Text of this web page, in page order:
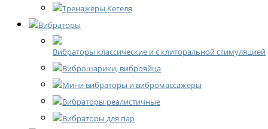
Тренажёры Кегеля
Вибраторы
Вибраторы классические и с клиторальной стимуляцией
Виброшарики, виброяйца
Мини вибраторы и вибромассажеры
Вибраторы реалистичные
Вибраторы для пар